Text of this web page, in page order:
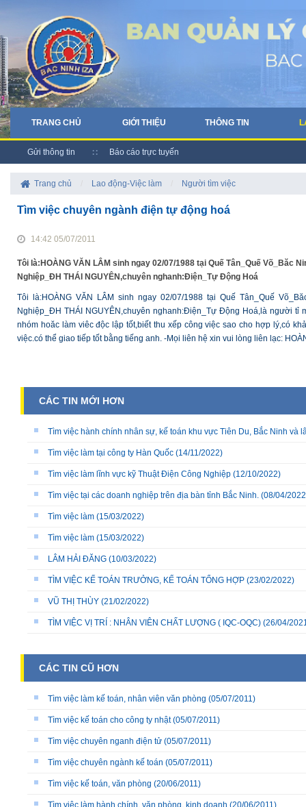
TRANG CHỦ GIỚI THIỆU THÔNG TIN
Gửi thông tin Báo cáo trực tuyến
Trang chủ Lao động-Việc làm Người tìm việc
Tìm việc chuyên ngành điện tự động hoá
14:42 05/07/2011
Tôi là:HOÀNG VĂN LÂM sinh ngay 02/07/1988 tại Quế Tân_Quế
Nghiệp_ĐH THÁI NGUYÊN,chuyên nghanh:Điện_Tự Động Hoá
Tôi là:HOÀNG VĂN LÂM sinh ngay 02/07/1988 tại Quế Tân_Quế
Nghiệp_ĐH THÁI NGUYÊN,chuyên nghanh:Điện_Tự Động Hoá,là người
nhóm hoăc làm viêc độc lập tốt,biết thu xếp công việc sao cho hợp lý,có
việc.có thể giao tiếp tốt bằng tiếng anh. -Mọi liên hệ xin vui lòng liên lạc:
CÁC TIN MỚI HƠN
Tìm việc hành chính nhân sự, kế toán khu vực Tiên Du, Bắc Ninh và
Tìm việc làm tại công ty Hàn Quốc (14/11/2022)
Tìm việc làm lĩnh vực kỹ Thuật Điện Công Nghiệp (12/10/2022)
Tìm việc tại các doanh nghiệp trên địa bàn tỉnh Bắc Ninh. (08/04/
Tìm việc làm (15/03/2022)
Tìm việc làm (15/03/2022)
LÂM HẢI ĐĂNG (10/03/2022)
TÌM VIỆC KẾ TOÁN TRƯỞNG, KẾ TOÁN TỔNG HỢP (23/02/2022)
VŨ THỊ THÙY (21/02/2022)
TÌM VIỆC VỊ TRÍ : NHÂN VIÊN CHẤT LƯỢNG ( IQC-OQC) (26/04/
CÁC TIN CŨ HƠN
Tìm việc làm kế toán, nhân viên văn phòng (05/07/2011)
Tìm việc kế toán cho công ty nhật(05/07/2011)
Tìm việc chuyên nganh điện tử (05/07/2011)
Tìm việc chuyên ngành kế toán (05/07/2011)
Tìm việc kế toán, văn phòng (20/06/2011)